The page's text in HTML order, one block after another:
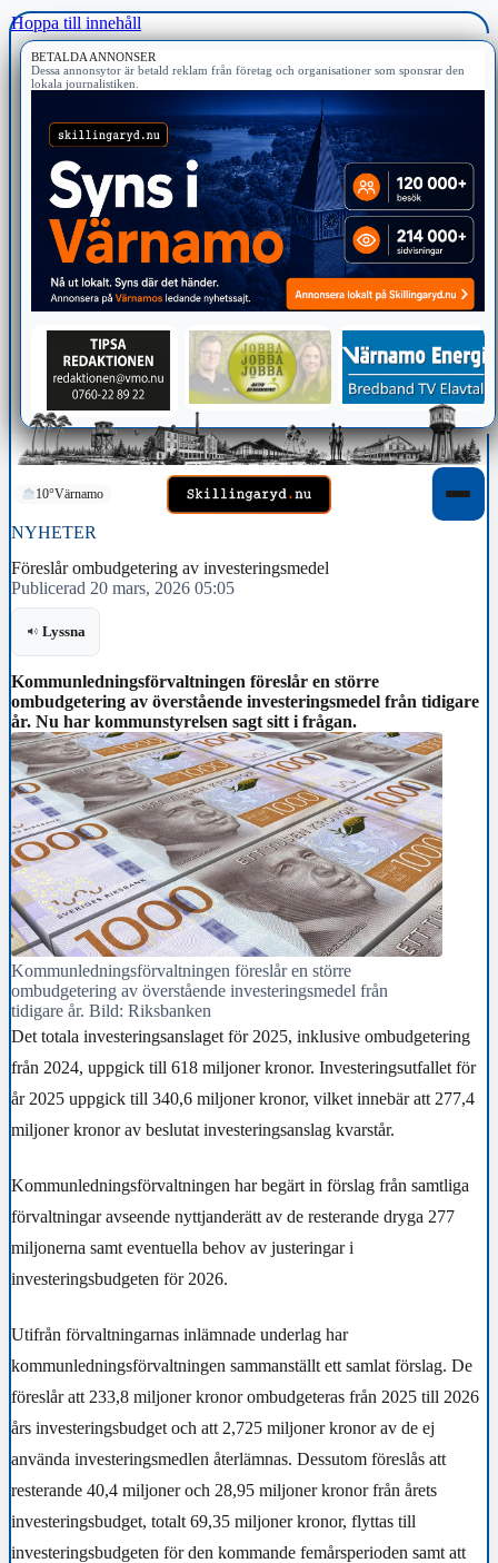
Hoppa till innehåll
BETALDA ANNONSER
Dessa annonsytor är betald reklam från företag och organisationer som sponsrar den
lokala journalistiken.
10°Värnamo
NYHETER
Föreslår ombudgetering av investeringsmedel
Publicerad 20 mars, 2026 05:05
Lyssna
Kommunledningsförvaltningen föreslår en större
ombudgetering av överstående investeringsmedel från tidigare
år. Nu har kommunstyrelsen sagt sitt i frågan.
Kommunledningsförvaltningen föreslår en större
ombudgetering av överstående investeringsmedel från
tidigare år. Bild: Riksbanken
Det totala investeringsanslaget för 2025, inklusive ombudgetering
från 2024, uppgick till 618 miljoner kronor. Investeringsutfallet för
år 2025 uppgick till 340,6 miljoner kronor, vilket innebär att 277,4
miljoner kronor av beslutat investeringsanslag kvarstår.
Kommunledningsförvaltningen har begärt in förslag från samtliga
förvaltningar avseende nyttjanderätt av de resterande dryga 277
miljonerna samt eventuella behov av justeringar i
investeringsbudgeten för 2026.
Utifrån förvaltningarnas inlämnade underlag har
kommunledningsförvaltningen sammanställt ett samlat förslag. De
föreslår att 233,8 miljoner kronor ombudgeteras från 2025 till 2026
års investeringsbudget och att 2,725 miljoner kronor av de ej
använda investeringsmedlen återlämnas. Dessutom föreslås att
resterande 40,4 miljoner och 28,95 miljoner kronor från årets
investeringsbudget, totalt 69,35 miljoner kronor, flyttas till
investeringsbudgeten för den kommande femårsperioden samt att